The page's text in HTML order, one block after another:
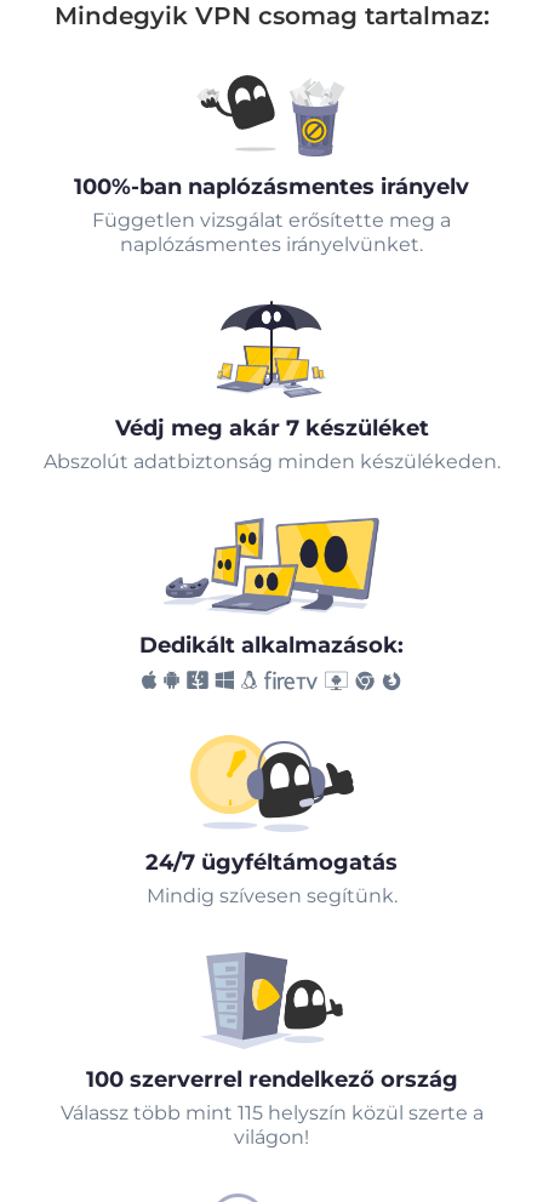
Mindegyik VPN csomag tartalmaz:
100%-ban naplózásmentes irányelv
Független vizsgálat erősítette meg a
naplózásmentes irányelvünket.
Védj meg akár 7 készüléket
Abszolút adatbiztonság minden készülékeden.
Dedikált alkalmazások:
24/7 ügyféltámogatás
Mindig szívesen segítünk.
100 szerverrel rendelkező ország
Válassz több mint 115 helyszín közül szerte a
világon!